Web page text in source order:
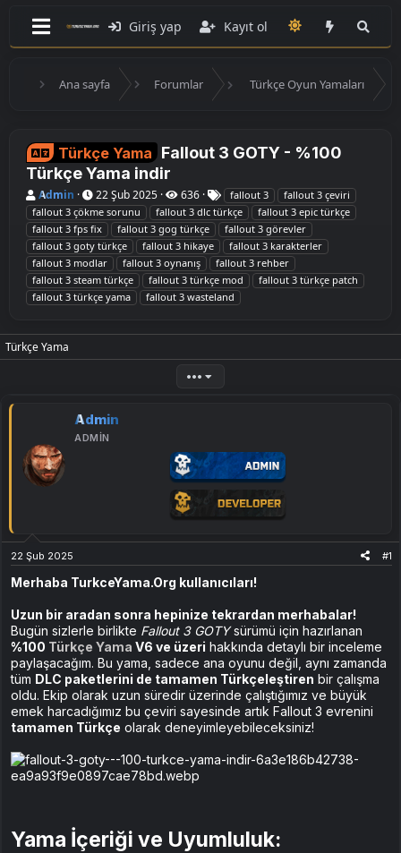
Giriş yap Kayıt ol
Ana sayfa Forumlar Türkçe Oyun Yamaları
Türkçe Yama Fallout 3 GOTY - %100
Türkçe Yama indir
K
o
n
u
y
u
B
a
ş
a
Admin
B
a
ş
l
a
n
g
ı
ç
22 Şub 2025 636
E
t
i
k
t
l
e
r
fallout 3
fallout 3 çeviri
fallout 3 çökme sorunu
fallout 3 dlc türkçe
fallout 3 epic türkçe
fallout 3 fps fix
fallout 3 gog türkçe
fallout 3 görevler
fallout 3 goty türkçe
fallout 3 hikaye
fallout 3 karakterler
fallout 3 modlar
fallout 3 oynanış
fallout 3 rehber
fallout 3 steam türkçe
fallout 3 türkçe mod
fallout 3 türkçe patch
fallout 3 türkçe yama
fallout 3 wasteland
Türkçe Yama
•••
Admin
ADMIN
22 Şub 2025 #1
Merhaba TurkceYama.Org kullanıcıları!
Uzun bir aradan sonra hepinize tekrardan merhabalar!
Bugün sizlerle birlikte Fallout 3 GOTYsürümü için hazırlanan
%100 Türkçe Yama V6 ve üzeri hakkında detaylı bir inceleme
paylaşacağım. Bu yama, sadece ana oyunu değil, aynı zamanda
tüm DLC paketlerini de tamamen Türkçeleştiren bir çalışma
oldu. Ekip olarak uzun süredir üzerinde çalıştığımız ve büyük
emek harcadığımız bu çeviri sayesinde artık Fallout 3 evrenini
tamamen Türkçe olarak deneyimleyebileceksiniz!
Yama İçeriği ve Uyumluluk: